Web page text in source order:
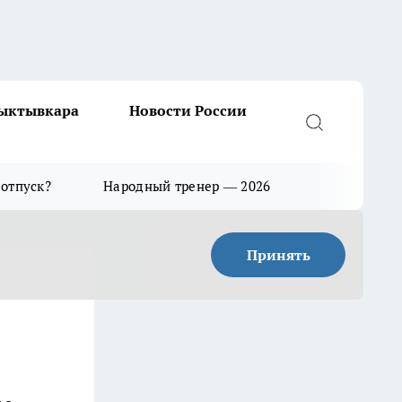
Новости России
Народный тренер — 2026
Принять